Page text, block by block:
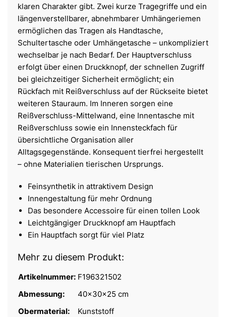
klaren Charakter gibt. Zwei kurze Tragegriffe und ein
längenverstellbarer, abnehmbarer Umhängeriemen
ermöglichen das Tragen als Handtasche,
Schultertasche oder Umhängetasche – unkompliziert
wechselbar je nach Bedarf. Der Hauptverschluss
erfolgt über einen Druckknopf, der schnellen Zugriff
bei gleichzeitiger Sicherheit ermöglicht; ein
Rückfach mit Reißverschluss auf der Rückseite bietet
weiteren Stauraum. Im Inneren sorgen eine
Reißverschluss-Mittelwand, eine Innentasche mit
Reißverschluss sowie ein Innensteckfach für
übersichtliche Organisation aller
Alltagsgegenstände. Konsequent tierfrei hergestellt
– ohne Materialien tierischen Ursprungs.
Feinsynthetik in attraktivem Design
Innengestaltung für mehr Ordnung
Das besondere Accessoire für einen tollen Look
Leichtgängiger Druckknopf am Hauptfach
Ein Hauptfach sorgt für viel Platz
Mehr zu diesem Produkt:
Artikelnummer: F196321502
Abmessung:
40x30x25 cm
Obermaterial:
Kunststoff